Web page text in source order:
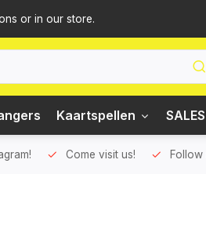
or in our store.
Kaartspellen
Come visit us!